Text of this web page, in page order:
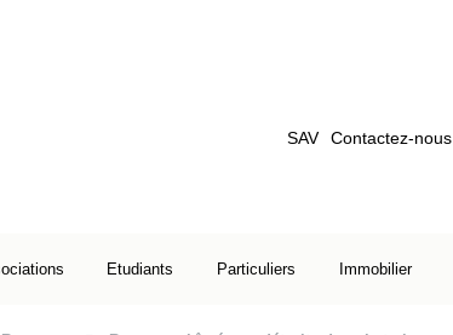
SAV Contactez-nous
Etudiants Particuliers Immobilier